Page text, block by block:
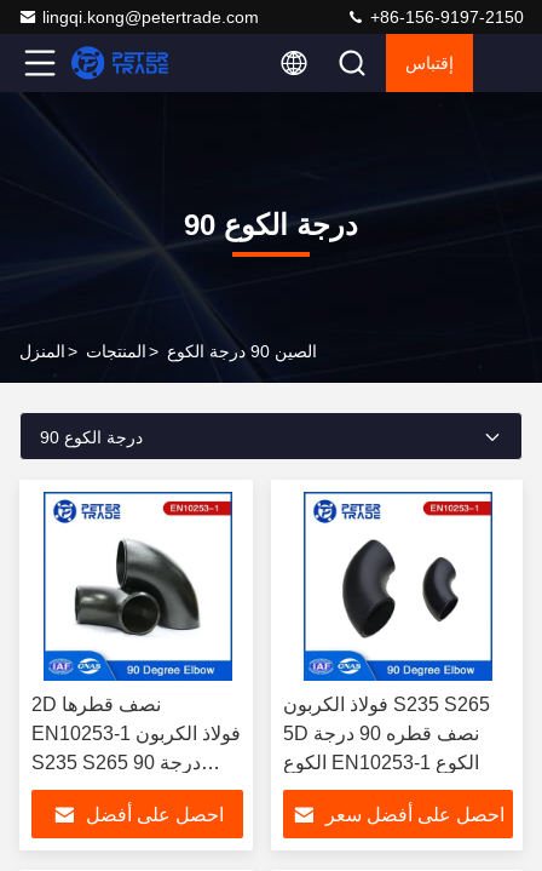
lingqi.kong@petertrade.com +86-156-9197-2150
إقتباس
90 درجة الكوع
المنزل> المنتجات> الصين 90 درجة الكوع
90 درجة الكوع
2D نصف قطرها
EN10253-1 فولاذ الكربون
S235 S265 90 درجة
الكوع الأسود الطلاء /
الغالبية احصل على أفضل
فولاذ الكربون S235 S265
5D نصف قطره 90 درجة
الكوع EN10253-1 الكوع
احصل على أفضل سعر